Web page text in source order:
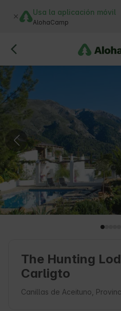
Usa la aplicación móvil
AlohaCamp
The Hunting
Carligto
Canillas de Aceituno,